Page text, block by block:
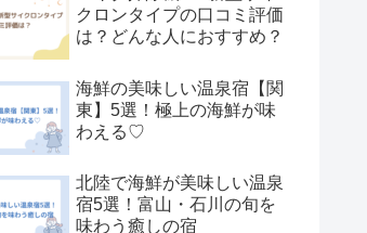
クロンタイプの口コミ評価
は？どんな人におすすめ？
海鮮の美味しい温泉宿【関
東】5選！極上の海鮮が味
わえる♡
北陸で海鮮が美味しい温泉
宿5選！富山・石川の旬を
味わう癒しの宿